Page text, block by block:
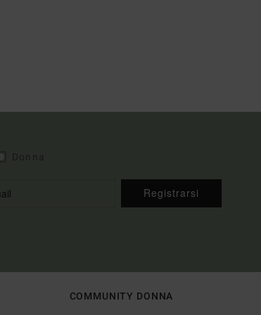
Registrarsi
COMMUNITY DONNA